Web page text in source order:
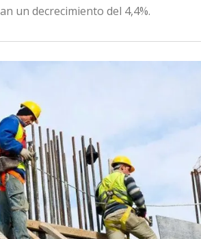
un decrecimiento del 4,4%.